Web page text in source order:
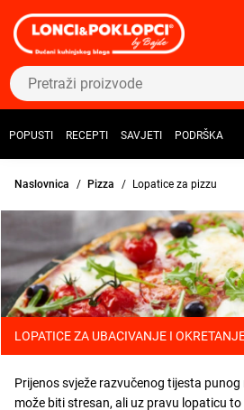
POPUSTI RECEPTI SAVJETI PODRŠKA
Naslovnica Pizza Lopatice za pizzu
LOPATICE ZA UBACIVANJE I
Prijenos svježe razvučenog tijesta
može biti stresan, ali uz pravu lopaticu